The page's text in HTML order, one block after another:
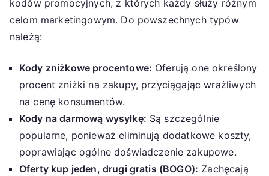
kodów promocyjnych, z których każdy służy różnym
celom marketingowym. Do powszechnych typów
należą:
Kody zniżkowe procentowe: Oferują one określony
procent zniżki na zakupy, przyciągając wrażliwych
na cenę konsumentów.
Kody na darmową wysyłkę: Są szczególnie
popularne, ponieważ eliminują dodatkowe koszty,
poprawiając ogólne doświadczenie zakupowe.
Oferty kup jeden, drugi gratis (BOGO): Zachęcają